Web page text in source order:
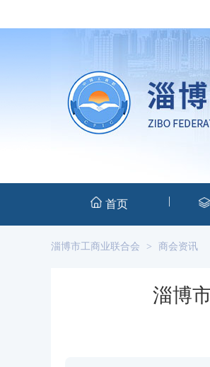
首页 |
淄博市工商业联合会 > 商会资讯
淄博